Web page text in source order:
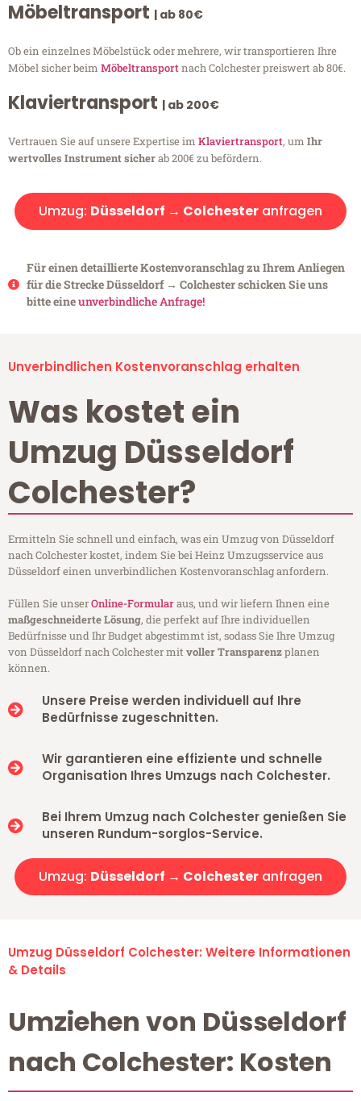
Möbeltransport | ab 80€
Ob ein einzelnes Möbelstück oder mehrere, wir transportieren Ihre
Möbel sicher beim Möbeltransportnach Colchester preiswert ab 80€.
Klaviertransport | ab 200€
Vertrauen Sie auf unsere Expertise im Klaviertransport, um Ihr
wertvolles Instrument sicherab 200€ zu befördern.
Umzug: Düsseldorf → Colchester anfragen
Für einen detaillierte Kostenvoranschlag zu Ihrem Anliegen
für die Strecke Düsseldorf → Colchester schicken Sie uns
bitte eineunverbindliche Anfrage!
Unverbindlichen Kostenvoranschlag erhalten
Was kostet ein
Umzug Düsseldorf
Colchester?
Ermitteln Sie schnell und einfach, was ein Umzug von Düsseldorf
nach Colchester kostet, indem Sie bei Heinz Umzugsservice aus
Düsseldorf einen unverbindlichen Kostenvoranschlag anfordern.
Füllen Sie unserOnline-Formularaus, und wir liefern Ihnen eine
maßgeschneiderte Lösung, die perfekt auf Ihre individuellen
Bedürfnisse und Ihr Budget abgestimmt ist, sodass Sie Ihre Umzug
von Düsseldorf nach Colchester mitvoller Transparenzplanen
können.
Unsere Preise werden individuell auf Ihre
Bedürfnisse zugeschnitten.
Wir garantieren eine effiziente und schnelle
Organisation Ihres Umzugs nach Colchester.
Bei Ihrem Umzug nach Colchester genießen Sie
unseren Rundum-sorglos-Service.
Umzug: Düsseldorf → Colchester anfragen
Umzug Düsseldorf Colchester: Weitere Informationen
& Details
Umziehen von Düsseldorf
nach Colchester: Kosten